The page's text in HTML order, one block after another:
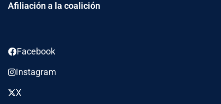
Afiliación a la coalición
Facebook
Instagram
X